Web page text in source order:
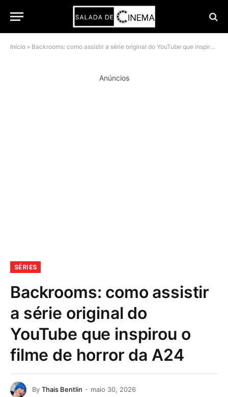
Início » Backrooms: como assistir a série original do YouTube que inspirou o filme de horror da A24
Anúncios
SÉRIES
Backrooms: como assistir
a série original do
YouTube que inspirou o
filme de horror da A24
By Thais Bentlin
maio 30, 2026